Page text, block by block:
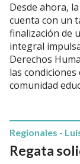
Desde ahora,
cuenta con un
finalización de
integral
Derechos
las
comunidad
Regata
Regionales -